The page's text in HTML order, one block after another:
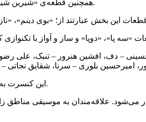
همچنین قطعه‌ی «شیرین شیرین» در دستگاه همایون نواخته و خوانده می‌شود.
– دف، افشین هنرور – تنبک، علی
این کنسرت به تهیه کنندگی موسسه فروغ فلق برگزار می‌شود.
۴ خرداد ۱۴۰۳ از ساعت ۲۱ و ۳۰ دقیقه در تالار وحدت برگزار